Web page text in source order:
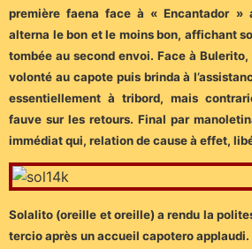
première faena face à « Encantador »
alterna le bon et le moins bon, affichant
tombée au second envoi. Face à
volonté au capote puis brinda à
essentiellement à tribord, mais
fauve sur les retours. Final par
immédiat qui, relation de cause à effet,
Solalito (oreille et oreille) a rendu la
tercio après un accueil capotero applaudi.